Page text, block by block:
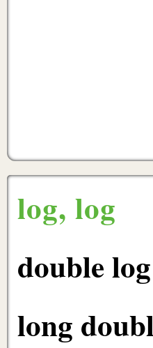
log, log
double
long